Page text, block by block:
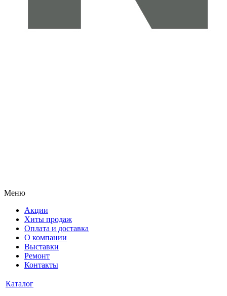
Меню
Акции
Хиты продаж
Оплата и доставка
О компании
Выставки
Ремонт
Контакты
Каталог